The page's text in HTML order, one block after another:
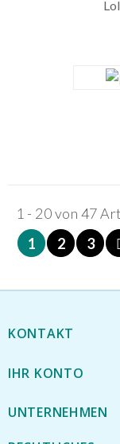
1 - 20 von 47
1
2 3
KONTAKT
IHR KONTO
UNTERNEHMEN